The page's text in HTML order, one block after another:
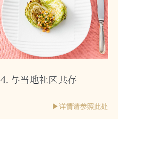
4. 与当地社区共存
▶详情请参照此处